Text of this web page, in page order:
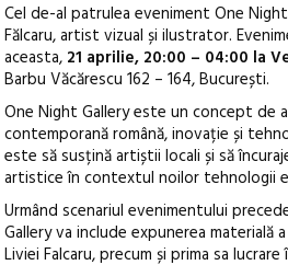
Cel de-al patrulea eveniment One
Fălcaru, artist vizual și ilustrator.
aceasta, 21 aprilie, 20:00 – 04:00 la
Barbu Văcărescu 162 – 164, București.
One Night Gallery este un concept de
contemporană română, inovație și
este să susțină artiștii locali și să
artistice în contextul noilor tehnologii
Urmând scenariul evenimentului
Gallery va include expunerea materială
Liviei Falcaru, precum și prima sa